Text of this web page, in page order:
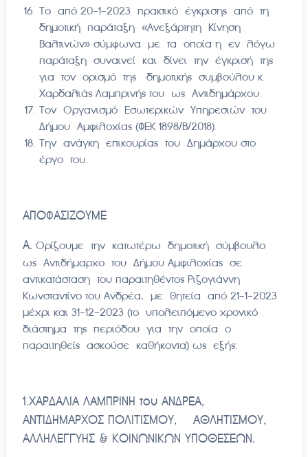
Το από 20-1-2023 πρακτικό έγκρισης από τη
δημοτική παράταξη «Ανεξάρτητη Κίνηση
Βαλτινών» σύμφωνα με τα οποία η εν λόγω
παράταξη συναινεί και δίνει την έγκρισή της
για τον ορισμό της δημοτικής συμβούλου κ.
Χαρδαλιάς Λαμπρινής του ως Αντιδημάρχου.
Τον Οργανισμό Εσωτερικών Υπηρεσιών του
Δήμου Αμφιλοχίας (ΦΕΚ 1898/Β/2018).
Την ανάγκη επικουρίας του Δημάρχου στο
έργο του.
ΑΠΟΦΑΣΙΖΟΥΜΕ
Α. Ορίζουμε την κατωτέρω δημοτική σύμβουλο
ως Αντιδήμαρχο του Δήμου Αμφιλοχίας σε
αντικατάσταση του παραιτηθέντος Ριζογιάννη
Κωνσταντίνο του Ανδρέα, με θητεία από 21-1-2023
μέχρι και 31-12-2023 (το υπολειπόμενο χρονικό
διάστημα της περιόδου για την οποία ο
παραιτηθείς ασκούσε καθήκοντα) ως εξής:
1.ΧΑΡΔΑΛΙΑ ΛΑΜΠΡΙΝΗ του ΑΝΔΡΕΑ,
ΑΝΤΙΔΗΜΑΡΧΟΣ ΠΟΛΙΤΙΣΜΟΥ, ΑΘΛΗΤΙΣΜΟΥ,
ΑΛΛΗΛΕΓΓΥΗΣ & ΚΟΙΝΩΝΙΚΩΝ ΥΠΟΘΕΣΕΩΝ.